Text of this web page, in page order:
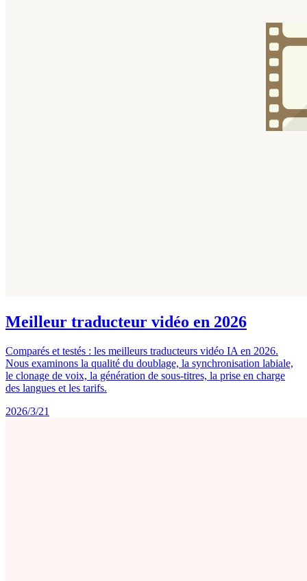
Meilleur traducteur vidéo en 2026
Comparés et testés : les meilleurs traducteurs vidéo IA en 2026.
Nous examinons la qualité du doublage, la synchronisation labiale,
le clonage de voix, la génération de sous-titres, la prise en charge
des langues et les tarifs.
2026/3/21